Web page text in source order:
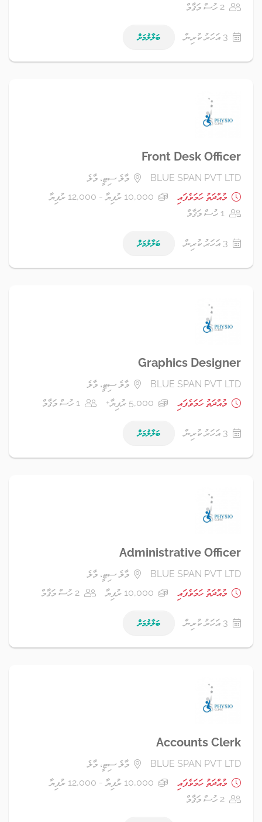
2 ހުސް މަޤާމް
3 އަހަރު ކުރިން ބަލާލުމަށް
Front Desk Officer
BLUE SPAN PVT LTD
މާލެ ސިޓީ، މާލެ
މުއްދަތު ހަމަވެފައި
10,000 ރުފިޔާ - 12,000 ރުފިޔާ
1 ހުސް މަޤާމް
3 އަހަރު ކުރިން ބަލާލުމަށް
Graphics Designer
BLUE SPAN PVT LTD
މާލެ ސިޓީ، މާލެ
މުއްދަތު ހަމަވެފައި
5,000 ރުފިޔާ+ 1 ހުސް މަޤާމް
3 އަހަރު ކުރިން ބަލާލުމަށް
Administrative Officer
BLUE SPAN PVT LTD
މާލެ ސިޓީ، މާލެ
މުއްދަތު ހަމަވެފައި
10,000 ރުފިޔާ 2 ހުސް މަޤާމް
3 އަހަރު ކުރިން ބަލާލުމަށް
Accounts Clerk
BLUE SPAN PVT LTD
މާލެ ސިޓީ، މާލެ
މުއްދަތު ހަމަވެފައި
10,000 ރުފިޔާ - 12,000 ރުފިޔާ
2 ހުސް މަޤާމް